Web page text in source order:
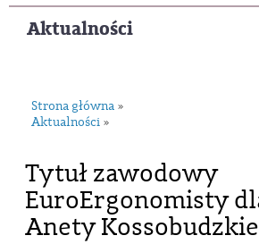
Aktualności
Strona główna »
Aktualności »
Tytuł zawodowy
EuroErgonomisty
Anety